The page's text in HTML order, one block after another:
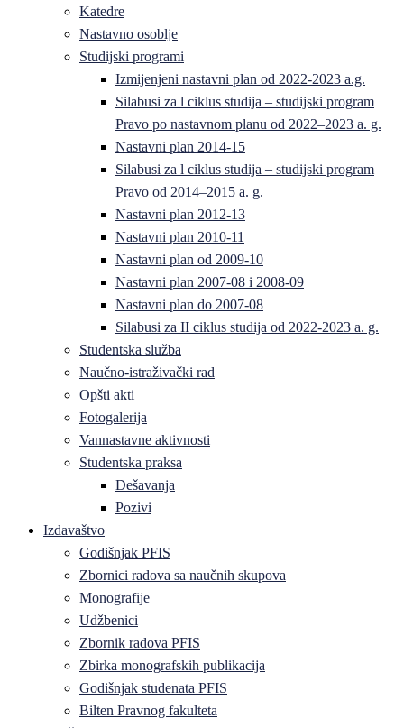
Katedre
Nastavno osoblje
Studijski programi
Izmijenjeni nastavni plan od 2022-2023 a.g.
Silabusi za l ciklus studija – studijski program
Pravo po nastavnom planu od 2022–2023 a. g.
Nastavni plan 2014-15
Silabusi za l ciklus studija – studijski program
Pravo od 2014–2015 a. g.
Nastavni plan 2012-13
Nastavni plan 2010-11
Nastavni plan od 2009-10
Nastavni plan 2007-08 i 2008-09
Nastavni plan do 2007-08
Silabusi za II ciklus studija od 2022-2023 a. g.
Studentska služba
Naučno-istraživački rad
Opšti akti
Fotogalerija
Vannastavne aktivnosti
Studentska praksa
Dešavanja
Pozivi
Izdavaštvo
Godišnjak PFIS
Zbornici radova sa naučnih skupova
Monografije
Udžbenici
Zbornik radova PFIS
Zbirka monografskih publikacija
Godišnjak studenata PFIS
Bilten Pravnog fakulteta